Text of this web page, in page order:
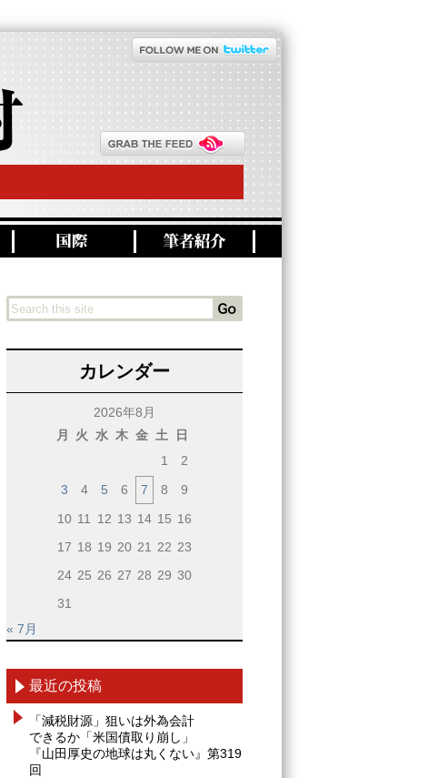
カレンダー
2026年8月
月
火 水 木 金 土
日
1
2
3
4 5 6 7 8
9
10 11 12 13 14 15 16
17 18 19 20 21 22 23
24 25 26 27 28 29 30
31
« 7月
最近の投稿
「減税財源」狙いは外為会計
できるか「米国債取り崩し」
『山田厚史の地球は丸くない』第319
回